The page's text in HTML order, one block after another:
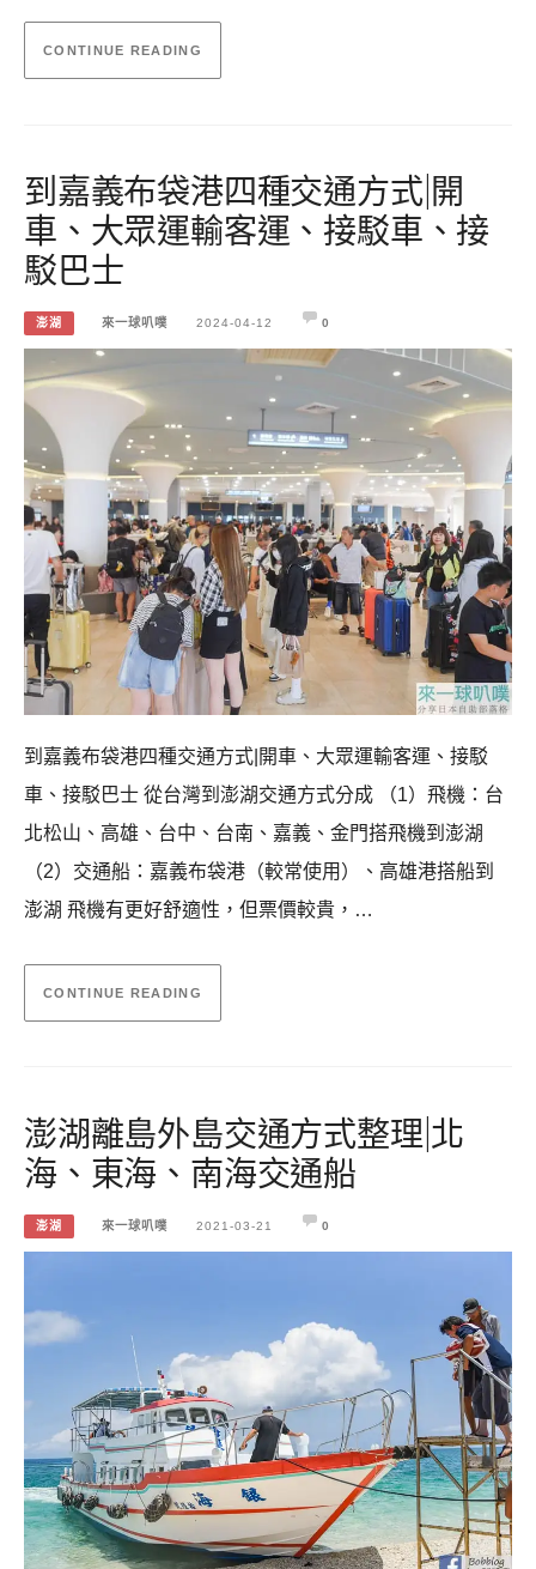
CONTINUE READING
到嘉義布袋港四種交通方式|開
車、大眾運輸客運、接駁車、接
駁巴士
澎湖 來一球叭噗 2024-04-12 0
到嘉義布袋港四種交通方式|開車、大眾運輸客運、接駁
車、接駁巴士 從台灣到澎湖交通方式分成 （1）飛機：台
北松山、高雄、台中、台南、嘉義、金門搭飛機到澎湖
（2）交通船：嘉義布袋港（較常使用）、高雄港搭船到
澎湖 飛機有更好舒適性，但票價較貴，…
CONTINUE READING
澎湖離島外島交通方式整理|北
海、東海、南海交通船
澎湖 來一球叭噗 2021-03-21 0